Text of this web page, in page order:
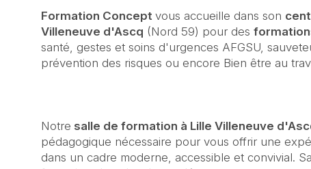
Formation Concept vous accueille dans son
Villeneuve d'Ascq (Nord 59) pour des
santé, gestes et soins d'urgences AFGSU,
prévention des risques ou encore Bien être au
Notre salle de formation à Lille Villeneuve
pédagogique nécessaire pour vous offrir une
dans un cadre moderne, accessible et convivial.